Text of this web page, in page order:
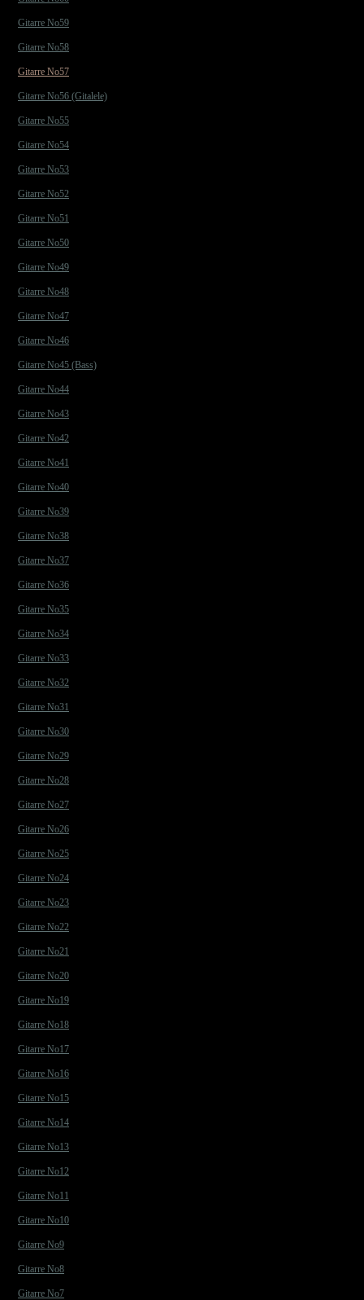
Gitarre No59
Gitarre No58
Gitarre No57
Gitarre No56 (Gitalele)
Gitarre No55
Gitarre No54
Gitarre No53
Gitarre No52
Gitarre No51
Gitarre No50
Gitarre No49
Gitarre No48
Gitarre No47
Gitarre No46
Gitarre No45 (Bass)
Gitarre No44
Gitarre No43
Gitarre No42
Gitarre No41
Gitarre No40
Gitarre No39
Gitarre No38
Gitarre No37
Gitarre No36
Gitarre No35
Gitarre No34
Gitarre No33
Gitarre No32
Gitarre No31
Gitarre No30
Gitarre No29
Gitarre No28
Gitarre No27
Gitarre No26
Gitarre No25
Gitarre No24
Gitarre No23
Gitarre No22
Gitarre No21
Gitarre No20
Gitarre No19
Gitarre No18
Gitarre No17
Gitarre No16
Gitarre No15
Gitarre No14
Gitarre No13
Gitarre No12
Gitarre No11
Gitarre No10
Gitarre No9
Gitarre No8
Gitarre No7